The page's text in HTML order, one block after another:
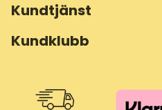
Kundtjänst
Kundklubb